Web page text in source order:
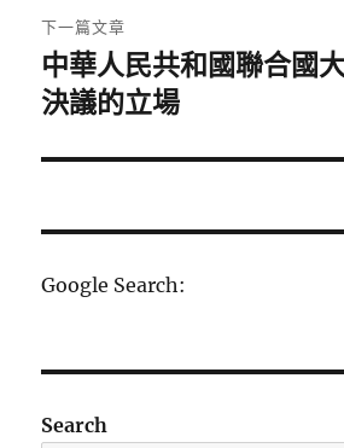
章:
下一篇文章
下
一
文
中華人民共和國聯合國
決議的立場
Google Search:
Search